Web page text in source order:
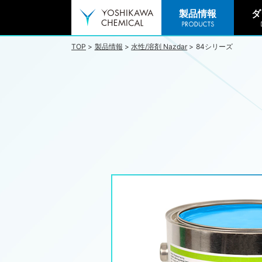
製品情報
TOP 製品情報 水性/溶剤 Nazdar 84シリーズ